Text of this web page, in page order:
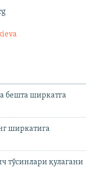
бешта ширкатга
ширкатига
тўсинлари қулагани